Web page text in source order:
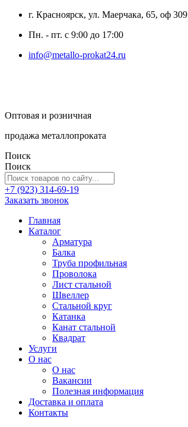
г. Красноярск, ул. Маерчака, 65, оф 309
Пн. - пт. с 9:00 до 17:00
info@metallo-prokat24.ru
Оптовая и розничная
продажа металлопроката
Поиск
Поиск
+7 (923) 314-69-19
Заказать звонок
Главная
Каталог
Арматура
Балка
Труба профильная
Проволока
Лист стальной
Швеллер
Стальной круг
Катанка
Канат стальной
Квадрат
Услуги
О нас
О нас
Вакансии
Полезная информация
Доставка и оплата
Контакты